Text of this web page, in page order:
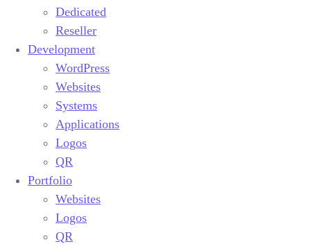
Dedicated
Reseller
Development
WordPress
Websites
Systems
Applications
Logos
QR
Portfolio
Websites
Logos
QR
VPS
Dedicated
Reseller
Development
WordPress
Websites
Systems
Applications
Logos
QR
Portfolio
Websites
Logos
WordPress Hosting
Domains
VPS
Dedicated
Reseller
Development
WordPress
Websites
Systems
Applications
Logos
QR
Portfolio